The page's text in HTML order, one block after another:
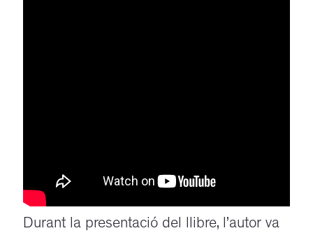
Durant la presentació del llibre, l’autor va